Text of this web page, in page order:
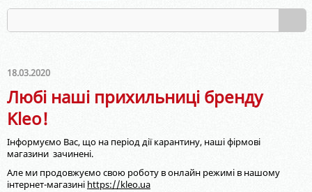
18.03.2020
Любі наші прихильниці бренду
Kleo!
Iнформуємо Вас, що на період дії карантину, наші фірмові
магазини зачинені.
Але ми продовжуємо свою роботу в онлайн режимі в нашому
інтернет-магазині https://kleo.ua